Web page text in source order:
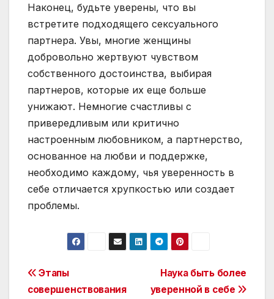
Наконец, будьте уверены, что вы
встретите подходящего сексуального
партнера. Увы, многие женщины
добровольно жертвуют чувством
собственного достоинства, выбирая
партнеров, которые их еще больше
унижают. Немногие счастливы с
привередливым или критично
настроенным любовником, а партнерство,
основанное на любви и поддержке,
необходимо каждому, чья уверенность в
себе отличается хрупкостью или создает
проблемы.
Post
Наука быть более
уверенной в себе
Этапы
совершенствования